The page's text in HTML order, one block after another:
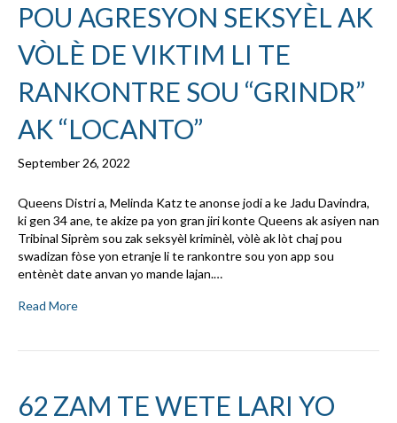
POU AGRESYON SEKSYÈL AK
VÒLÈ DE VIKTIM LI TE
RANKONTRE SOU “GRINDR”
AK “LOCANTO”
September 26, 2022
Queens Distri a, Melinda Katz te anonse jodi a ke Jadu Davindra,
ki gen 34 ane, te akize pa yon gran jiri konte Queens ak asiyen nan
Tribinal Siprèm sou zak seksyèl kriminèl, vòlè ak lòt chaj pou
swadizan fòse yon etranje li te rankontre sou yon app sou
entènèt date anvan yo mande lajan.…
Read More
62 ZAM TE WETE LARI YO